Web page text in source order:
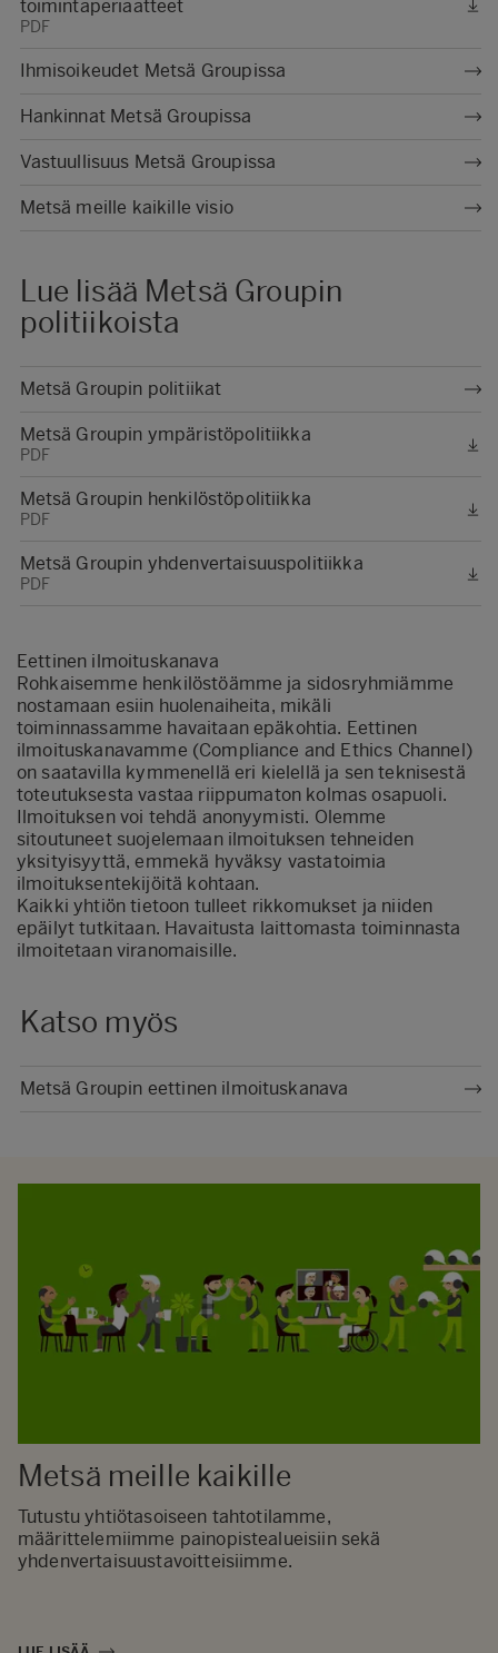
toimintaperiaatteet
PDF
Ihmisoikeudet Metsä Groupissa
Hankinnat Metsä Groupissa
Vastuullisuus Metsä Groupissa
Metsä meille kaikille visio
Lue lisää Metsä Groupin
politiikoista
Metsä Groupin politiikat
Metsä Groupin ympäristöpolitiikka
PDF
Metsä Groupin henkilöstöpolitiikka
PDF
Metsä Groupin yhdenvertaisuuspolitiikka
PDF
Eettinen ilmoituskanava
Rohkaisemme henkilöstöämme ja sidosryhmiämme
nostamaan esiin huolenaiheita, mikäli
toiminnassamme havaitaan epäkohtia. Eettinen
ilmoituskanavamme (Compliance and Ethics Channel)
on saatavilla kymmenellä eri kielellä ja sen teknisestä
toteutuksesta vastaa riippumaton kolmas osapuoli.
Ilmoituksen voi tehdä anonyymisti. Olemme
sitoutuneet suojelemaan ilmoituksen tehneiden
yksityisyyttä, emmekä hyväksy vastatoimia
ilmoituksentekijöitä kohtaan.
Kaikki yhtiön tietoon tulleet rikkomukset ja niiden
epäilyt tutkitaan. Havaitusta laittomasta toiminnasta
ilmoitetaan viranomaisille.
Katso myös
Metsä Groupin eettinen ilmoituskanava
Metsä meille kaikille
Tutustu yhtiötasoiseen tahtotilamme,
määrittelemiimme painopistealueisiin sekä
yhdenvertaisuustavoitteisiimme.